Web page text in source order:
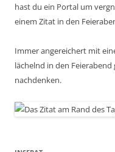
hast du ein Portal um
einem Zitat in den
Immer angereichert mit
lächelnd in den
nachdenken.